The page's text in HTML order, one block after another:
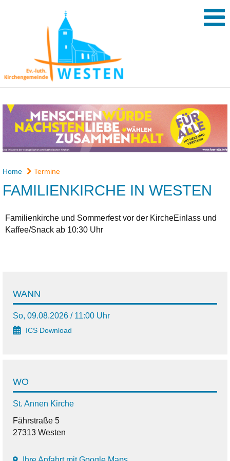
Home Termine
FAMILIENKIRCHE IN WESTEN
Familienkirche und Sommerfest vor der KircheEinlass und
Kaffee/Snack ab 10:30 Uhr
WANN
So, 09.08.2026 / 11:00 Uhr
ICS Download
WO
St. Annen Kirche
Fährstraße 5
27313 Westen